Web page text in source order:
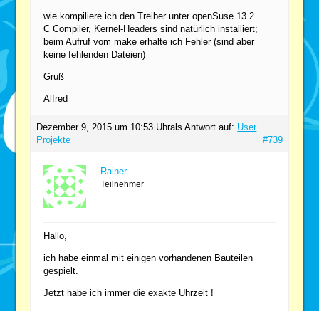
wie kompiliere ich den Treiber unter openSuse 13.2.
C Compiler, Kernel-Headers sind natürlich installiert;
beim Aufruf vom make erhalte ich Fehler (sind aber
keine fehlenden Dateien)
Gruß
Alfred
Dezember 9, 2015 um 10:53 Uhrals Antwort auf: User
Projekte
#739
Rainer
Teilnehmer
Hallo,
ich habe einmal mit einigen vorhandenen Bauteilen
gespielt.
Jetzt habe ich immer die exakte Uhrzeit !